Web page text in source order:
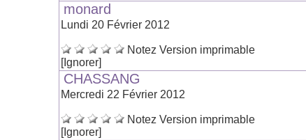
monard
Lundi 20 Février 2012
Notez Version imprimable
[Ignorer]
CHASSANG
Mercredi 22 Février 2012
Notez Version imprimable
[Ignorer]